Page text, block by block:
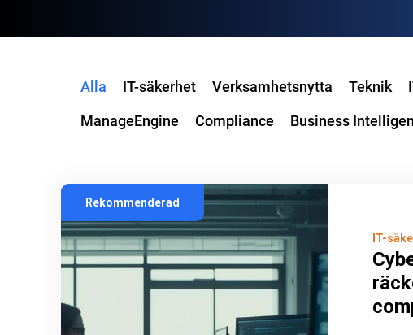
Alla IT-säkerhet Verksamhetsnytta Teknik
ManageEngine
Compliance Business
Rekommenderad
IT-